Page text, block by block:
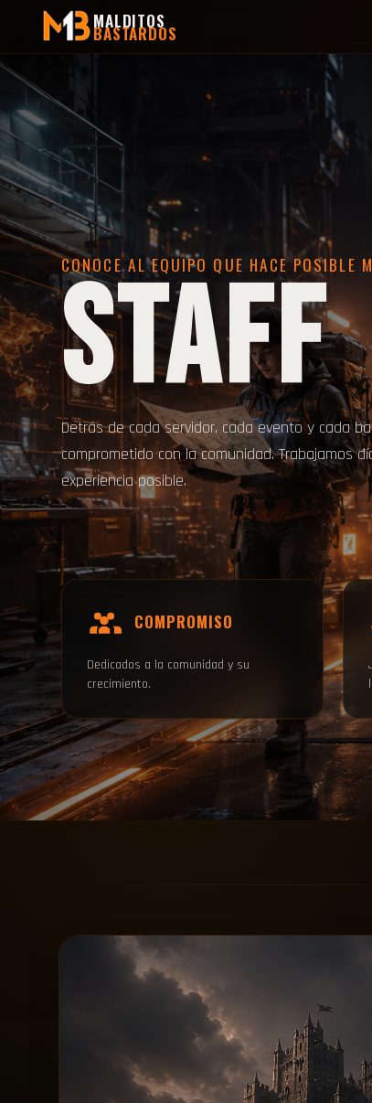
MALDITOS
BASTARDOS
CONOCE AL EQUIPO QUE HACE POSIBLE
STAFF
Detrás de cada servidor, cada evento y cada
comprometido con la comunidad. Trabajamos
experiencia posible.
COMPROMISO
Dedicados a la comunidad y su
crecimiento.